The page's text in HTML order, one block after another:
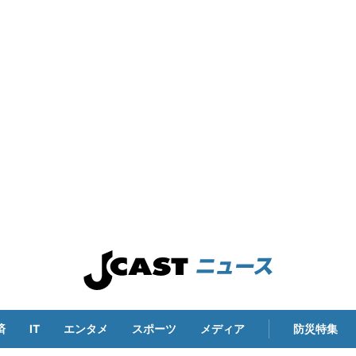
IT エンタメ スポーツ メディア 防災特集